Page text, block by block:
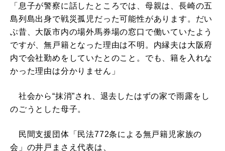
「息子が警察に話したところでは、母親は、長崎の五
島列島出身で戦災孤児だった可能性があります。だい
ぶ昔、大阪市内の場外馬券場の窓口で働いていたよう
ですが、無戸籍となった理由は不明。内縁夫は大阪府
内で会社勤めをしていたとのこと。でも、籍を入れな
かった理由は分かりません」
社会から“抹消”され、退去したはずの家で雨露をし
のごうとした母子。
民間支援団体「民法772条による無戸籍児家族の
会」の井戸まさえ代表は、